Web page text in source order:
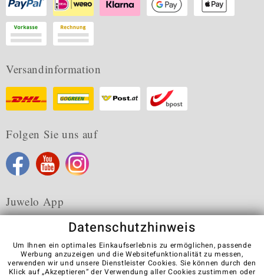
Versandinformation
Folgen Sie uns auf
Juwelo App
Karriere AGB Datenschutz Cookies
Impressum
Datenschutzhinweis
Um Ihnen ein optimales Einkaufserlebnis zu ermöglichen, passende
Werbung anzuzeigen und die Websitefunktionalität zu messen,
verwenden wir und unsere Dienstleister Cookies. Sie können durch den
Klick auf „Akzeptieren“ der Verwendung aller Cookies zustimmen oder